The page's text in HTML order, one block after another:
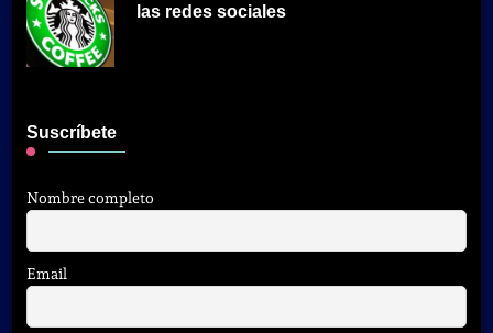
las redes sociales
Suscríbete
Nombre completo
Email